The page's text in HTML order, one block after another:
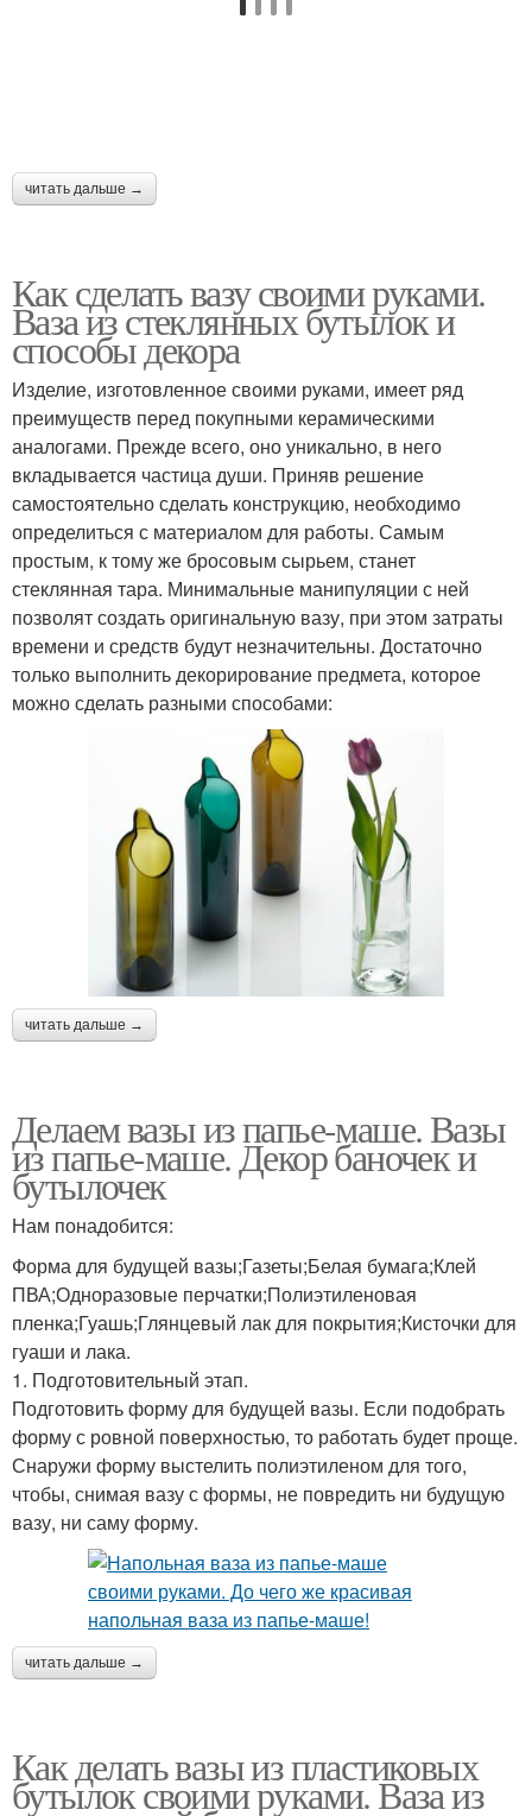
читать дальше →
Как сделать вазу своими руками.
Ваза из стеклянных бутылок и
способы декора
Изделие, изготовленное своими руками, имеет ряд
преимуществ перед покупными керамическими
аналогами. Прежде всего, оно уникально, в него
вкладывается частица души. Приняв решение
самостоятельно сделать конструкцию, необходимо
определиться с материалом для работы. Самым
простым, к тому же бросовым сырьем, станет
стеклянная тара. Минимальные манипуляции с ней
позволят создать оригинальную вазу, при этом затраты
времени и средств будут незначительны. Достаточно
только выполнить декорирование предмета, которое
можно сделать разными способами:
читать дальше →
Делаем вазы из папье-маше. Вазы
из папье-маше. Декор баночек и
бутылочек
Нам понадобится:
Форма для будущей вазы;Газеты;Белая бумага;Клей
ПВА;Одноразовые перчатки;Полиэтиленовая
пленка;Гуашь;Глянцевый лак для покрытия;Кисточки для
гуаши и лака.
1. Подготовительный этап.
Подготовить форму для будущей вазы. Если подобрать
форму с ровной поверхностью, то работать будет проще.
Снаружи форму выстелить полиэтиленом для того,
чтобы, снимая вазу с формы, не повредить ни будущую
вазу, ни саму форму.
читать дальше →
Как делать вазы из пластиковых
бутылок своими руками. Ваза из